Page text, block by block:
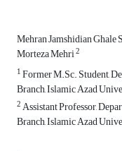
Mehran Jamshidian Ghale
Morteza Mehri2
1Former M.Sc. Student,
Branch, Islamic Azad
2Assistant Professor,
Branch, Islamic Azad